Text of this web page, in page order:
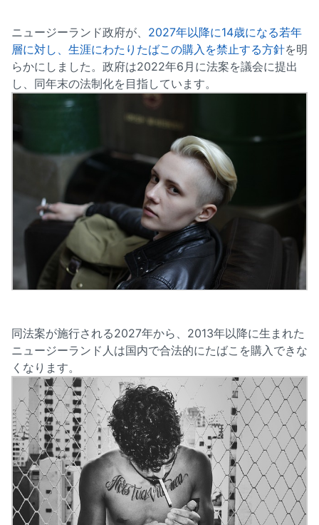
ニュージーランド政府が、 2027年以降に14歳になる若年
層に対し、生涯にわたりたばこの購入を禁止する方針を明
らかにしました。政府は2022年6月に法案を議会に提出
し、同年末の法制化を目指しています。
同法案が施行される2027年から、2013年以降に生まれた
ニュージーランド人は国内で合法的にたばこを購入できな
くなります。